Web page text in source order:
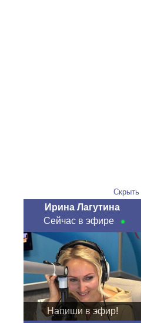
Скрыть
Ирина Лагутина
Сейчас в эфире
Напиши в эфир!